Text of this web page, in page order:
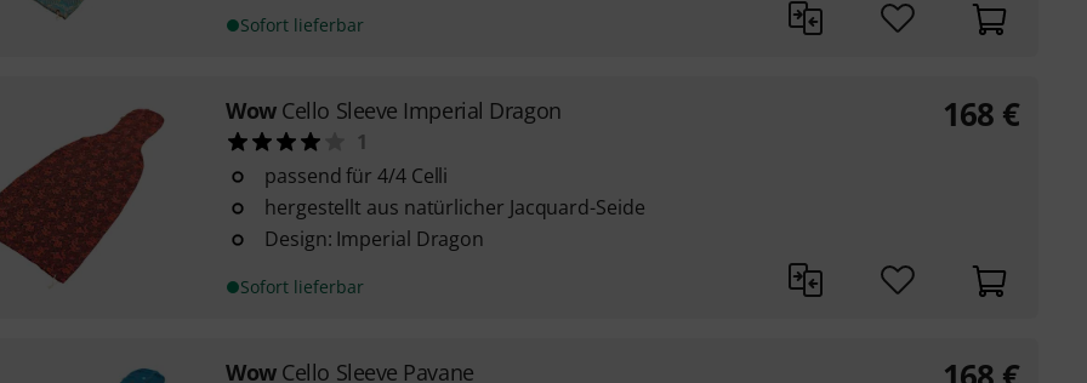
Sofort lieferbar
Wow Cello Sleeve Imperial Dragon
1
passend für 4/4 Celli
hergestellt aus natürlicher Jacquard-Seide
Design: Imperial Dragon
Sofort lieferbar
168 €
Wow Cello Sleeve Pavane